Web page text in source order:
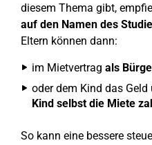
diesem Thema gibt,
auf den Namen des
Eltern können dann:
im Mietvertrag als
oder dem Kind das
Kind selbst die Miete
So kann eine bessere